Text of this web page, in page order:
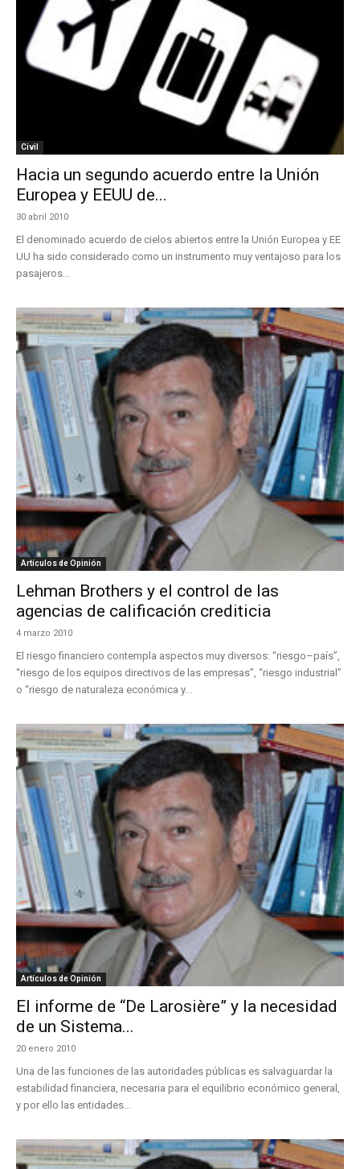
Civil
Hacia un segundo acuerdo entre la Unión
Europea y EEUU de...
30 abril 2010
El denominado acuerdo de cielos abiertos entre la Unión Europea y EE
UU ha sido considerado como un instrumento muy ventajoso para los
pasajeros...
Artículos de Opinión
Lehman Brothers y el control de las
agencias de calificación crediticia
4 marzo 2010
El riesgo financiero contempla aspectos muy diversos: “riesgo–país”,
“riesgo de los equipos directivos de las empresas”, “riesgo industrial”
o “riesgo de naturaleza económica y...
Artículos de Opinión
El informe de “De Larosière” y la necesidad
de un Sistema...
20 enero 2010
Una de las funciones de las autoridades públicas es salvaguardar la
estabilidad financiera, necesaria para el equilibrio económico general,
y por ello las entidades...